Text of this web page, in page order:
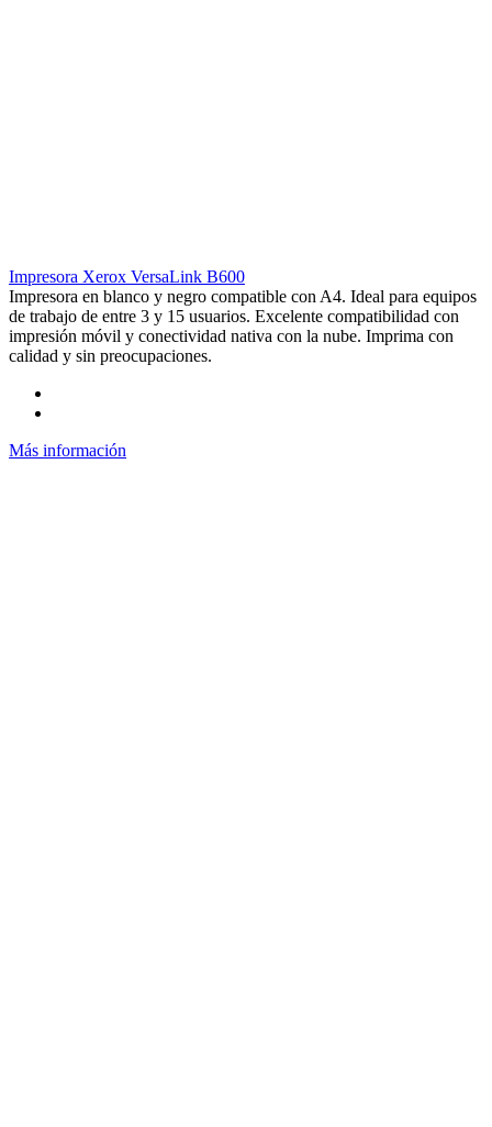
Impresora Xerox VersaLink B600
Impresora en blanco y negro compatible con A4. Ideal para equipos
de trabajo de entre 3 y 15 usuarios. Excelente compatibilidad con
impresión móvil y conectividad nativa con la nube. Imprima con
calidad y sin preocupaciones.
Más información